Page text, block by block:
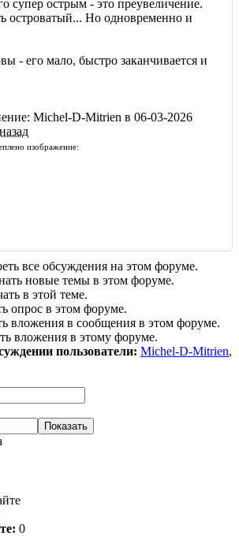
супер острым - это преувеличение.
островатый... Но одновременно и
- его мало, быстро заканчивается и
Michel-D-Mitrien в 06-03-2026
изображение:
все обсуждения на этом форуме.
новые темы в этом форуме.
в этой теме.
опрос в этом форуме.
вложения в сообщения в этом форуме.
вложения в этому форуме.
пользователи: Michel-D-Mitrien,
Показать
0